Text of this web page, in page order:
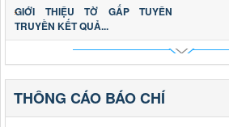
GIỚI THIỆU TỜ GẤP TUYÊN
TRUYỀN KẾT QUẢ...
THÔNG CÁO BÁO CHÍ